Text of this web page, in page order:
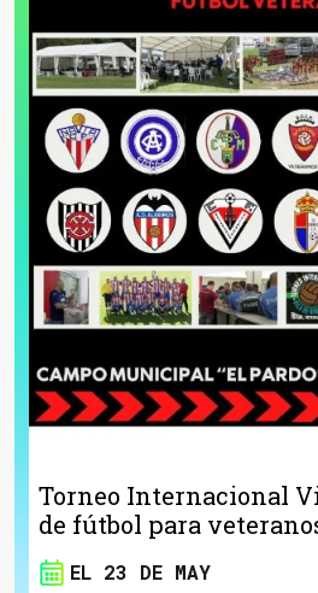
Torneo Internacional
de fútbol para
EL 23 DE MAY